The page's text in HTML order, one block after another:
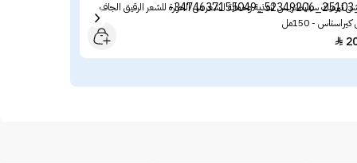
ثيرميك سبليماتريس لتغذية وحماية الشعر من الحرارة للشعر الرقيق الجاف
- 150مل
